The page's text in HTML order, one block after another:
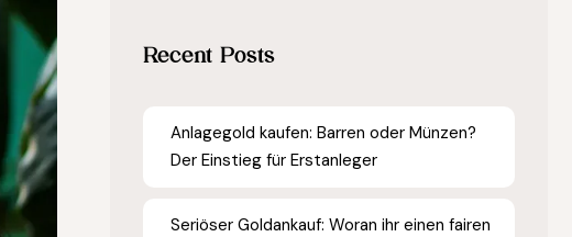
Recent Posts
Anlagegold kaufen: Barren oder Münzen?
Der Einstieg für Erstanleger
Seriöser Goldankauf: Woran ihr einen fairen